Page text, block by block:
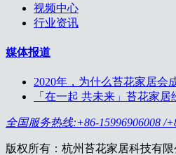
视频中心
行业资讯
媒体报道
2020年，为什么苔花家居会
「在一起 共未来」苔花家
全国服务热线:+86-15996906008 /
版权所有：杭州苔花家居科技有